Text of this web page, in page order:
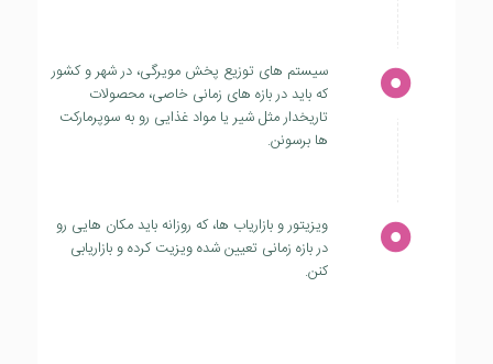
سیستم های توزیع پخش مویرگی، در شهر و کشور
که باید در بازه های زمانی خاصی، محصولات
تاریخدار مثل شیر یا مواد غذایی رو به سوپرمارکت
ها برسونن.
ویزیتور و بازاریاب ها، که روزانه باید مکان هایی رو
در بازه زمانی تعیین شده ویزیت کرده و بازاریابی
کنن.